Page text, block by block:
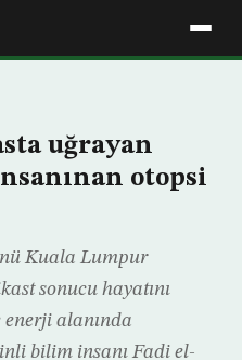
uğrayan
otopsi
Kuala Lumpur
sonucu hayatını
enerji alanında
bilim insanı Fadi el-